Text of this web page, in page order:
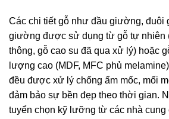
Các chi tiết gỗ như đầu giường, đuôi
giường được sử dụng từ gỗ tự nhiên
thông, gỗ cao su đã qua xử lý) hoặc
lượng cao (MDF, MFC phủ
đều được xử lý chống ẩm mốc, mối
đảm bảo sự bền đẹp theo thời gian.
tuyển chọn kỹ lưỡng từ các nhà cung